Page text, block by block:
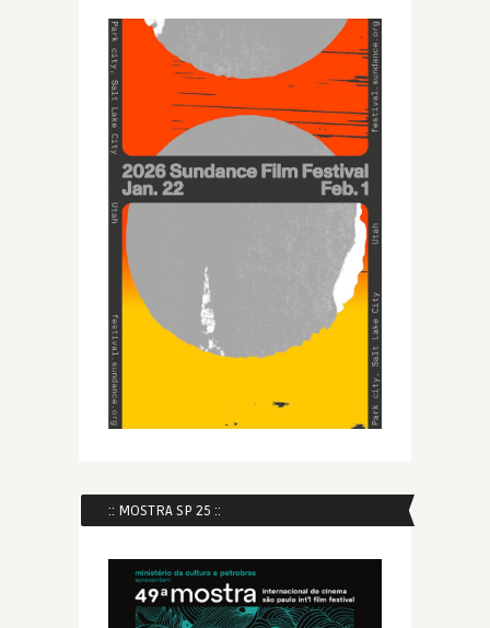
:: MOSTRA SP 25 ::